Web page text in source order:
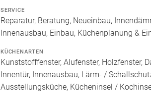
SERVICE
Reparatur, Beratung, Neueinbau,
Innenausbau, Einbau, Küchenplanung &
KÜCHENARTEN
Kunststofffenster, Alufenster, Holzfenster,
Innentür, Innenausbau, Lärm- /
Ausstellungsküche, Kücheninsel /